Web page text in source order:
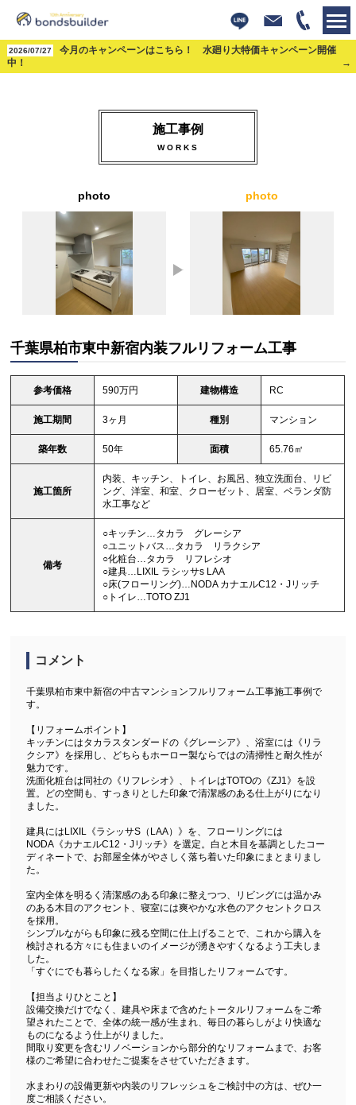
2026/07/27
今月のキャンペーンはこちら！ 水廻り大特価キャンペーン開催
中！
株式会社ボンズビルダー>施工事例> 水回り>キッチン>千葉県柏市東中新宿内装フル
リフォーム工事
施工事例
WORKS
photo photo
千葉県柏市東中新宿内装フルリフォーム工事
参考価格 590万円 建物構造 RC
施工期間 3ヶ月 種別 マンション
築年数 50年 面積 65.76㎡
施工箇所
内装、キッチン、トイレ、お風呂、独立洗面台、リビ
ング、洋室、和室、クローゼット、居室、ベランダ防
水工事など
備考
○キッチン…タカラ グレーシア
○ユニットバス…タカラ リラクシア
○化粧台…タカラ リフレシオ
○建具…LIXIL ラシッサs LAA
○床(フローリング)…NODA カナエルC12・Jリッチ
○トイレ…TOTO ZJ1
コメント
千葉県柏市東中新宿の中古マンションフルリフォーム工事施工事例で
す。
【リフォームポイント】
キッチンにはタカラスタンダードの《グレーシア》、浴室には《リラ
クシア》を採用し、どちらもホーロー製ならではの清掃性と耐久性が
魅力です。
洗面化粧台は同社の《リフレシオ》、トイレはTOTOの《ZJ1》を設
置。どの空間も、すっきりとした印象で清潔感のある仕上がりになり
ました。
建具にはLIXIL《ラシッサS（LAA）》を、フローリングには
NODA《カナエルC12・Jリッチ》を選定。白と木目を基調としたコー
ディネートで、お部屋全体がやさしく落ち着いた印象にまとまりまし
た。
室内全体を明るく清潔感のある印象に整えつつ、リビングには温かみ
のある木目のアクセント、寝室には爽やかな水色のアクセントクロス
を採用。
シンプルながらも印象に残る空間に仕上げることで、これから購入を
検討される方々にも住まいのイメージが湧きやすくなるよう工夫しま
した。
「すぐにでも暮らしたくなる家」を目指したリフォームです。
【担当よりひとこと】
設備交換だけでなく、建具や床まで含めたトータルリフォームをご希
望されたことで、全体の統一感が生まれ、毎日の暮らしがより快適な
ものになるよう仕上がりました。
間取り変更を含むリノベーションから部分的なリフォームまで、お客
様のご希望に合わせたご提案をさせていただきます。
水まわりの設備更新や内装のリフレッシュをご検討中の方は、ぜひ一
度ご相談ください。